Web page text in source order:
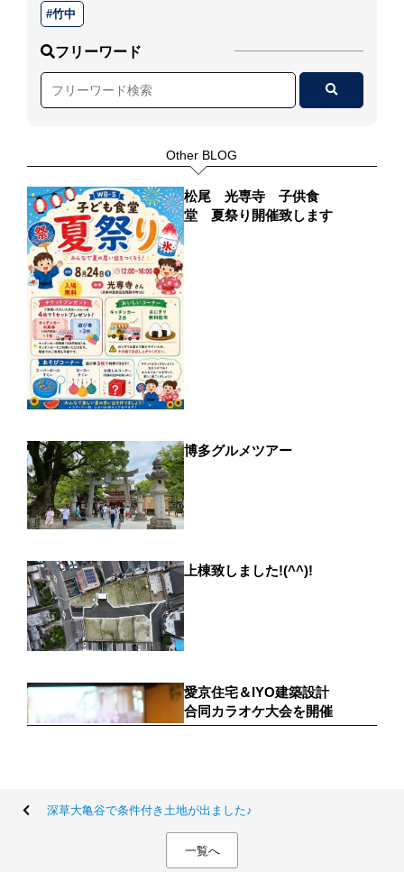
竹中
フリーワード
Other BLOG
深草大亀谷で条件付き土地が出ました♪
一覧へ